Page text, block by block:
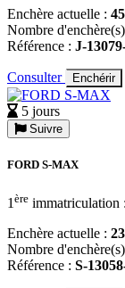
Enchère actuelle :
Nombre d'enchère(s)
Référence : J-
Consulter Enchérir
5 jours
Suivre
FORD S-MAX
1 ère immatriculation
Enchère actuelle :
Nombre d'enchère(s)
Référence : S-